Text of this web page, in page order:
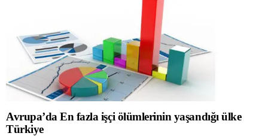
Avrupa’da En fazla işçi ölümlerinin yaşandığı ülke
Türkiye